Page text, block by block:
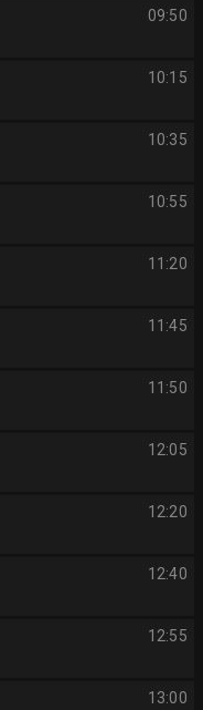
09:50
10:15
10:35
10:55
11:20
11:45
11:50
12:05
12:20
12:40
12:55
13:00